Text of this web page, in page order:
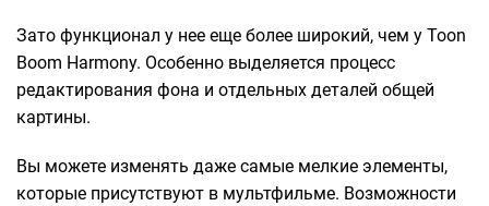
Зато функционал у нее еще более широкий, чем у Toon
Boom Harmony. Особенно выделяется процесс
редактирования фона и отдельных деталей общей
картины.
Вы можете изменять даже самые мелкие элементы,
которые присутствуют в мультфильме. Возможности